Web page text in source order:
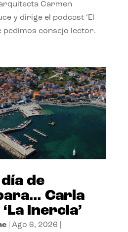
Carmen
y dirige el podcast ‘El
pedimos consejo lector.
de
Carla
inercia’
| Ago 6, 2026